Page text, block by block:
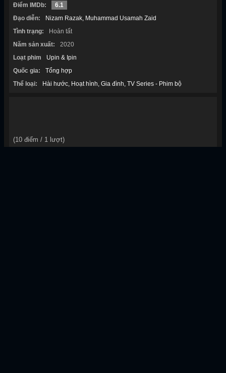
Điểm IMDb:
6.1
Đạo diễn:
Nizam Razak Muhammad Usamah Zaid
Tình trạng:
Hoàn tất
Năm sản xuất:
2020
Loạt phim
Upin & Ipin
Quốc gia:
Tổng hợp
Thể loại:
Hài hước Hoạt hình Gia đình TV Series - Phim bộ
(10 điểm / 1 lượt)